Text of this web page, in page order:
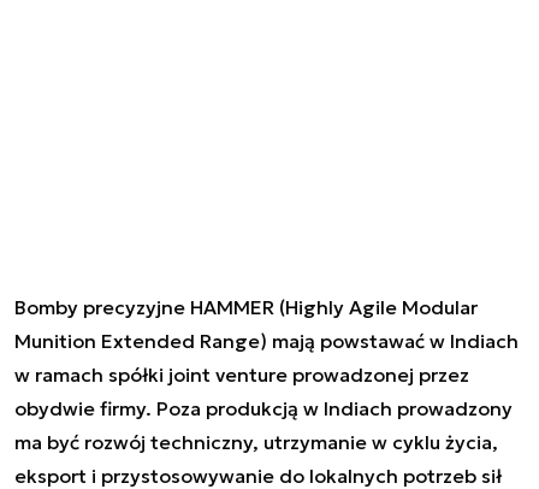
Bomby precyzyjne HAMMER (Highly Agile Modular
Munition Extended Range) mają powstawać w Indiach
w ramach spółki joint venture prowadzonej przez
obydwie firmy. Poza produkcją w Indiach prowadzony
ma być rozwój techniczny, utrzymanie w cyklu życia,
eksport i przystosowywanie do lokalnych potrzeb sił